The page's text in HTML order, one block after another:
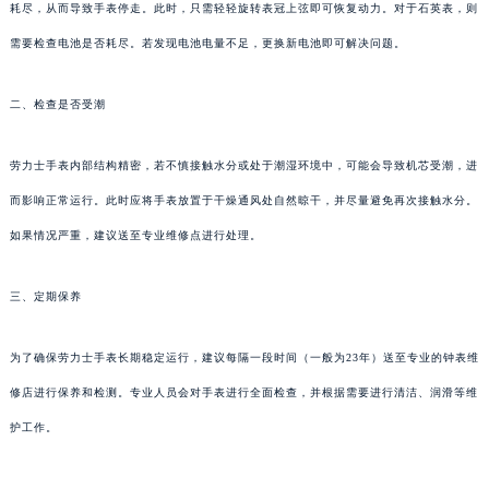
耗尽，从而导致手表停走。此时，只需轻轻旋转表冠上弦即可恢复动力。对于石英表，则
需要检查电池是否耗尽。若发现电池电量不足，更换新电池即可解决问题。
二、检查是否受潮
劳力士手表内部结构精密，若不慎接触水分或处于潮湿环境中，可能会导致机芯受潮，进
而影响正常运行。此时应将手表放置于干燥通风处自然晾干，并尽量避免再次接触水分。
如果情况严重，建议送至专业维修点进行处理。
三、定期保养
为了确保劳力士手表长期稳定运行，建议每隔一段时间（一般为23年）送至专业的钟表维
修店进行保养和检测。专业人员会对手表进行全面检查，并根据需要进行清洁、润滑等维
护工作。